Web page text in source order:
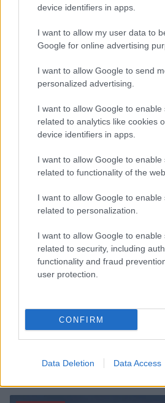
device identifiers in apps.
I want to allow my user data to
Google for online advertising
I want to allow Google to send
personalized advertising.
I want to allow Google to enable
related to analytics like cookies
device identifiers in apps.
I want to allow Google to enable
related to functionality of the
I want to allow Google to enable
related to personalization.
I want to allow Google to enable
related to security, including
functionality and fraud
user protection.
CONFIRM
Data Deletion Data Access
Sri Lanka: itinerari tra
Matteo Pellegrino · 8 Ago 2026
rivoluzionando la moda